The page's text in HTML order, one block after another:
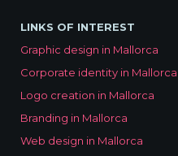
LINKS OF INTEREST
Graphic design in Mallorca
Corporate identity in Mallorca
Logo creation in Mallorca
Branding in Mallorca
Web design in Mallorca